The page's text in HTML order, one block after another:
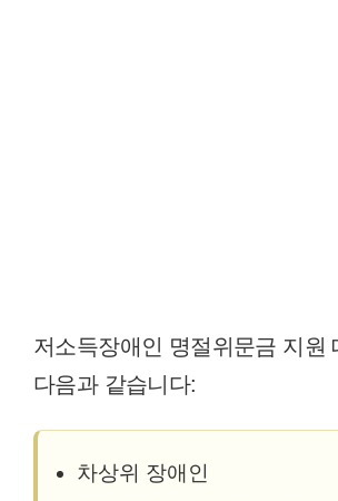
저소득장애인 명절위문금 지원
다음과 같습니다:
차상위 장애인